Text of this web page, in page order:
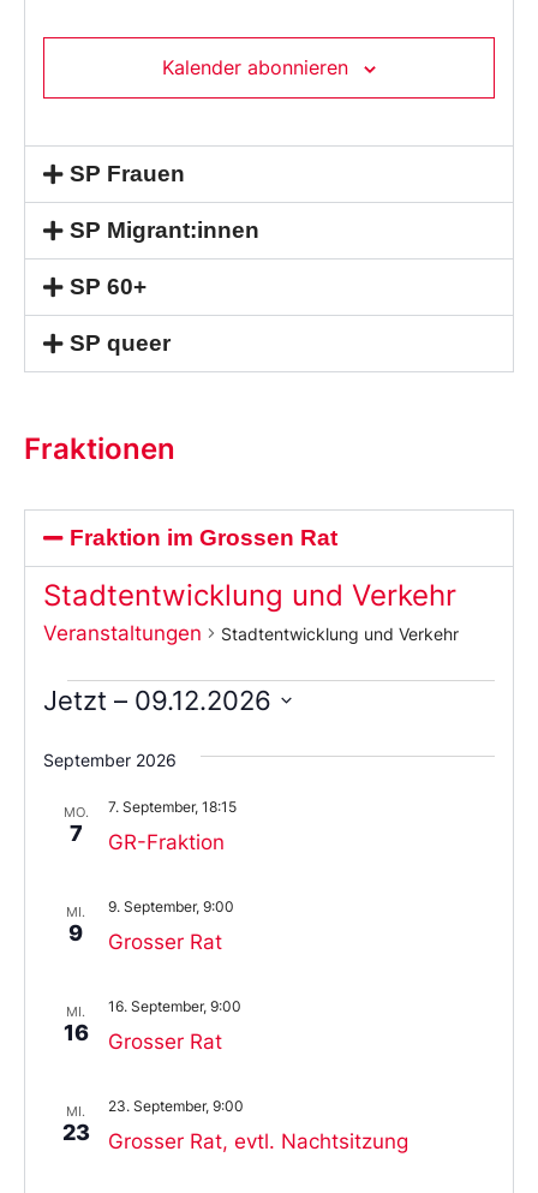
Kalender abonnieren
SP Frauen
SP Migrant:innen
SP 60+
SP queer
Fraktionen
Fraktion im Grossen Rat
Stadtentwicklung und Verkehr
Veranstaltungen Stadtentwicklung und Verkehr
Jetzt – 09.12.2026
Sie
das
aus.
September 2026
MO.
7 GR-Fraktion
7. September, 18:15
MI.
9 Grosser Rat
9. September, 9:00
MI.
16 Grosser Rat
16. September, 9:00
MI.
23 Grosser Rat, evtl. Nachtsitzung
23. September, 9:00